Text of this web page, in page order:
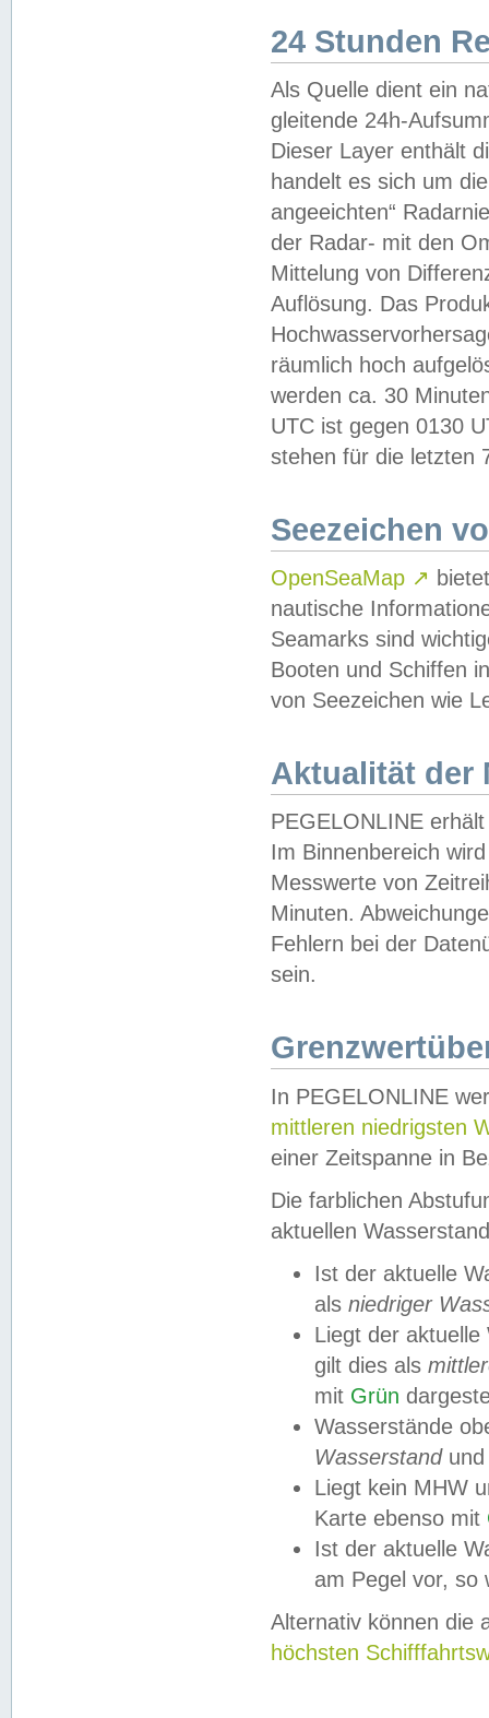
24 Stunden
Als Quelle dient ein
gleitende 24h-
Dieser Layer enthält
handelt es sich um
angeeichten“
der Radar- mit den
Mittelung von
Auflösung. Das
räumlich hoch
werden ca. 30
UTC ist gegen 0130
stehen für die letzten
Seezeichen
OpenSeaMap ↗
nautische
Seamarks sind
Booten und Schiffen
von Seezeichen wie
Aktualität der
PEGELONLINE
Im Binnenbereich
Messwerte von
Minuten.
Fehlern bei der
sein.
In PEGELONLINE
mittleren niedrigsten
einer Zeitspanne in
Die farblichen
aktuellen
Ist der aktuelle
als niedriger
Liegt der
gilt dies als
mit Grün
Wasserstände
Wasserstandund
Liegt kein MHW
Karte ebenso mit
Ist der aktuelle
am Pegel vor,
Alternativ können die
höchsten